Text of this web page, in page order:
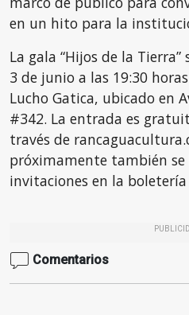
en un hito para la
La gala “Hijos de la
3 de junio a las 19:30
Lucho Gatica, ubicado en
#342. La entrada es
través de
próximamente también
invitaciones en la
Comentarios